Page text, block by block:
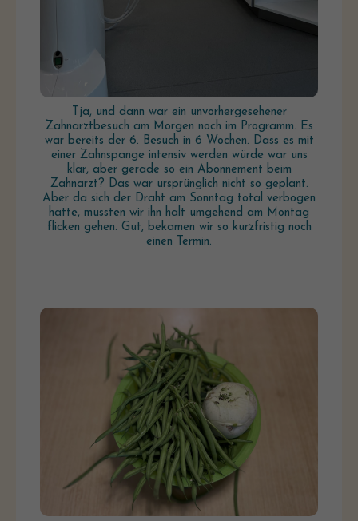
Tja, und dann war ein unvorhergesehener
Zahnarztbesuch am Morgen noch im Programm. Es
war bereits der 6. Besuch in 6 Wochen. Dass es mit
einer Zahnspange intensiv werden würde war uns
klar, aber gerade so ein Abonnement beim
Zahnarzt? Das war ursprünglich nicht so geplant.
Aber da sich der Draht am Sonntag total verbogen
hatte, mussten wir ihn halt umgehend am Montag
flicken gehen. Gut, bekamen wir so kurzfristig noch
einen Termin.